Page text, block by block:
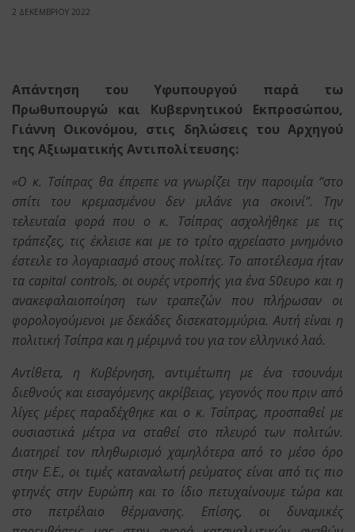
2 ΔΕΚΕΜΒΡΙΟΥ 2022
Απάντηση του Υφυπουργού παρά τω
Πρωθυπουργώ και Κυβερνητικού Εκπροσώπου,
Γιάννη Οικονόμου, στις δηλώσεις του Αρχηγού
της Αξιωματικής Αντιπολίτευσης:
«Ο κ. Τσίπρας θα έπρεπε να γνωρίζει την παροιμία “στο
σπίτι του κρεμασμένου δεν μιλάνε για σκοινί”. Την
τελευταία φορά που ο κ. Τσίπρας ασχολήθηκε με τις
τράπεζες, τις έκλεισε και με το τρίτο αχρείαστο μνημόνιο
έστειλε το λογαριασμό στους πολίτες. Το αποτέλεσμα ήταν
τα capital controls, οι ουρές ντροπής για ένα 50ευρο και η
ανακεφαλαιοποίηση των τραπεζών που πλήρωσαν οι
φορολογούμενοι με δεκάδες δισεκατομμύρια. Αυτή είναι η
πολιτική Τσίπρα και η μέριμνά του για τον ελληνικό λαό.
Αντίθετα, η Κυβέρνηση, αντιμέτωπη με ένα τσουνάμι
διεθνούς και εισαγόμενης ακρίβειας, γεγονός που πριν από
λίγες μέρες παραδέχθηκε και ο κ. Τσίπρας, προσπαθεί με
ουσιαστικά μέτρα να σταθεί στο πλευρό των πολιτών.
Διατηρεί τον πληθωρισμό χαμηλότερα από το μέσο όρο
στην Ε.Ε., οι τιμές καταναλωτή ρεύματος είναι από τις πιο
φτηνές στην Ευρώπη και το ίδιο πετυχαίνουμε τώρα και
στο πετρέλαιο θέρμανσης. Επίσης, οι δυναμικές